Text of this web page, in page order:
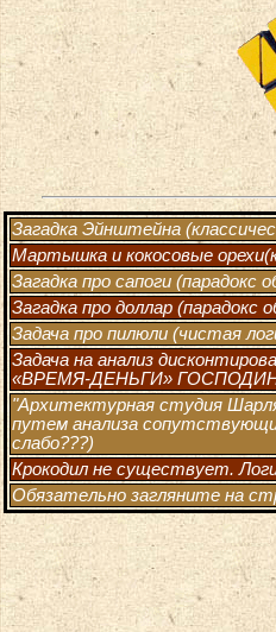
Загадка Эйнштейна
Мартышка и кокосовые
Загадка про сапоги (парадокс
Загадка про доллар (парадокс
Задача про пилюли (чистая
Задача на анализ
«ВРЕМЯ-ДЕНЬГИ»
"Архитектурная студия
путем анализа
слабо???)
Крокодил не существует.
Обязательно загляните на